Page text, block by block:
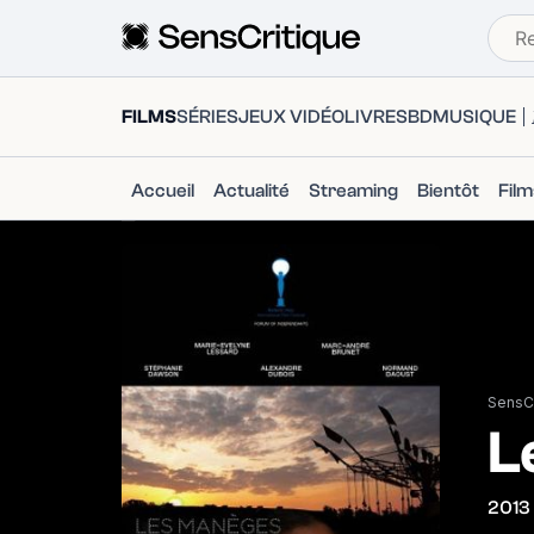
FILMSSÉRIESJEUX VIDÉOLIVRESBDMUSIQUE
Accueil Actualité Streaming Bientôt
2013